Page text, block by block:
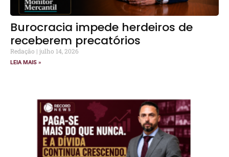
Burocracia impede herdeiros de
receberem precatórios
Redação julho 14, 2026
LEIA MAIS »